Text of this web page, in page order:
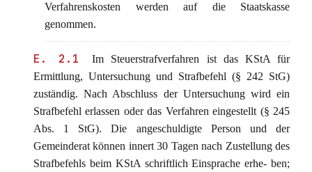
Verfahrenskosten werden auf die Staatskasse
genommen.
E. 2.1
Im Steuerstrafverfahren ist das KStA für
Ermittlung, Untersuchung und Strafbefehl (§ 242 StG)
zuständig. Nach Abschluss der Untersuchung wird ein
Strafbefehl erlassen oder das Verfahren eingestellt (§ 245
Abs. 1 StG). Die angeschuldigte Person und der
Gemeinderat können innert 30 Tagen nach Zustellung des
Strafbefehls beim KStA schriftlich Einsprache erhe- ben;